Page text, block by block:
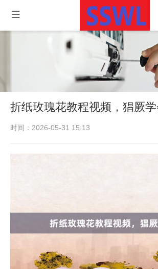
折纸玫瑰花教程视频，猖厥学
时间：2026-05-31 15:13